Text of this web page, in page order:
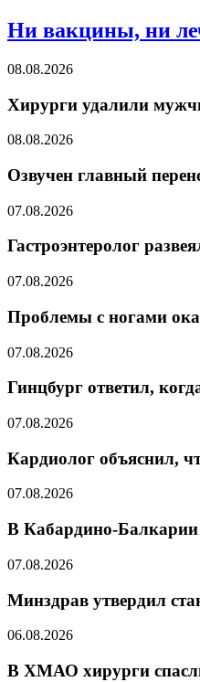
Ни вакцины, ни
08.08.2026
Хирурги удалили
08.08.2026
Озвучен главный
07.08.2026
Гастроэнтеролог
07.08.2026
Проблемы с ногами
07.08.2026
Гинцбург ответил,
07.08.2026
Кардиолог объяснил,
07.08.2026
В Кабардино-Балкарии
07.08.2026
Минздрав утвердил
06.08.2026
В ХМАО хирурги